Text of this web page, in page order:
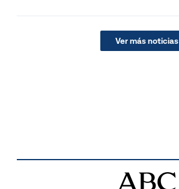
Ver más noticias